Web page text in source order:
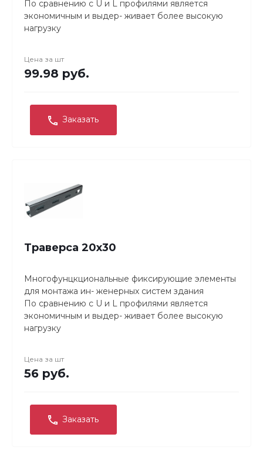
По сравнению с U и L профилями является
экономичным и выдер- живает более высокую
нагрузку
Гальванопокрытие толщиной 8–10 микрон для
защиты от коррозии.
Цена за шт
99.98 руб.
Заказать
Траверса 20х30
Многофунцкциональные фиксирующие элементы
для монтажа ин- женерных систем здания
По сравнению с U и L профилями является
экономичным и выдер- живает более высокую
нагрузку
Гальванопокрытие толщиной 8–10 микрон для
защиты от коррозии.
Цена за шт
56 руб.
Заказать